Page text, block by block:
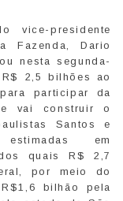
vice-presidente
Fazenda, Dario
nesta segunda-
2,5 bilhões ao
participar da
vai construir o
Santos e
em
quais R$ 2,7
por meio do
bilhão pela